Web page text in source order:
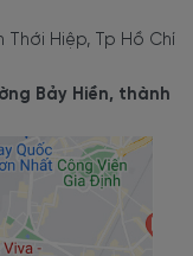
Thới Hiệp, Tp Hồ Chí
Bảy Hiền, thành